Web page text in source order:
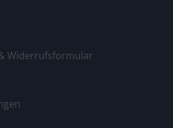
Widerrufsformular